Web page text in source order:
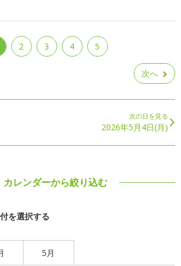
2 3 4 5
次へ
次の日を見る
2026年5月4日(月)
カレンダーから絞り込む
を選択する
5月